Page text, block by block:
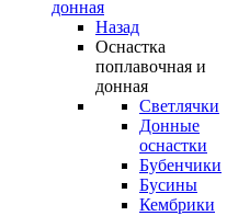
донная
Назад
Оснастка
поплавочная и
донная
Светлячки
Донные
оснастки
Бубенчики
Бусины
Кембрики